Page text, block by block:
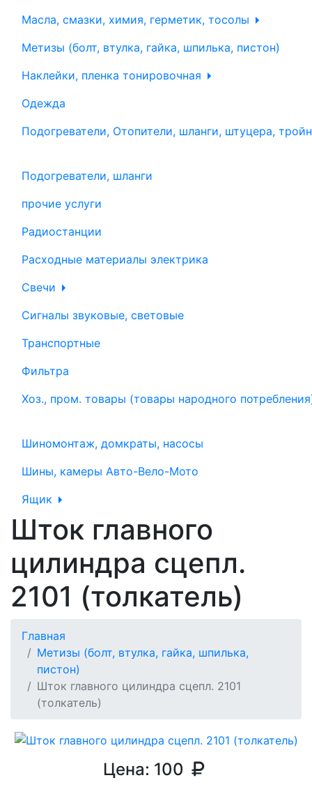
Масла, смазки, химия, герметик, тосолы
Метизы (болт, втулка, гайка, шпилька, пистон)
Наклейки, пленка тонировочная
Одежда
Подогреватели, Отопители, шланги, штуцера,
Подогреватели, шланги
прочие услуги
Радиостанции
Расходные материалы электрика
Свечи
Сигналы звуковые, световые
Транспортные
Фильтра
Хоз., пром. товары (товары народного
Шиномонтаж, домкраты, насосы
Шины, камеры Авто-Вело-Мото
Ящик
Шток главного
цилиндра сцепл.
2101 (толкатель)
Главная
Метизы (болт, втулка, гайка, шпилька,
пистон)
Шток главного цилиндра сцепл. 2101
(толкатель)
Цена: 100